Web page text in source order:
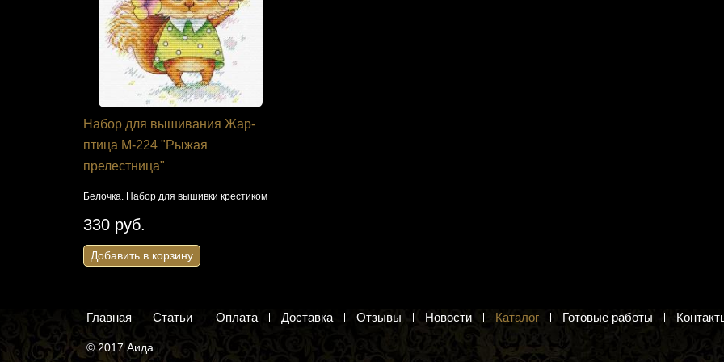
Набор для вышивания Жар-
птица М-224 "Рыжая
прелестница"
Белочка. Набор для вышивки крестиком
330 руб.
Добавить в корзину
Главная Статьи Оплата Доставка Отзывы Новости Каталог Готовые работы
© 2017 Аида